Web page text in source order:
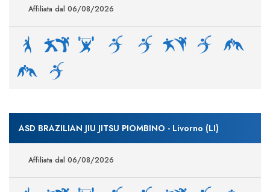
Affiliata dal 06/08/2026
ASD BRAZILIAN JIU JITSU PIOMBINO - Livorno (LI)
Affiliata dal 06/08/2026